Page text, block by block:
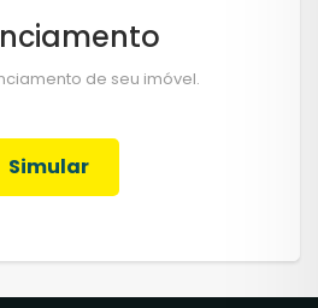
de seu imóvel.
Simular